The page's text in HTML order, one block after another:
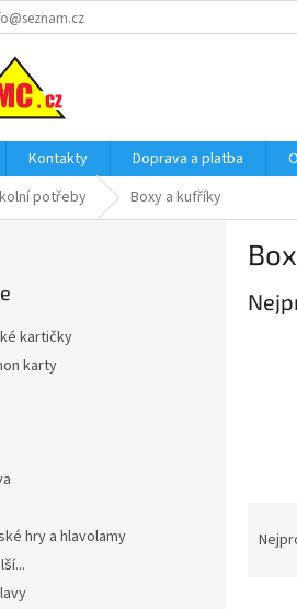
Kontakty Doprava a platba
potřeby Boxy a kufříky
kartičky
karty
hry a hlavolamy